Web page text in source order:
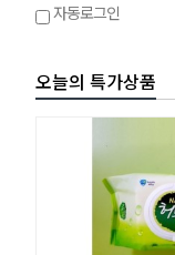
자동로그인
오늘의 특가상품